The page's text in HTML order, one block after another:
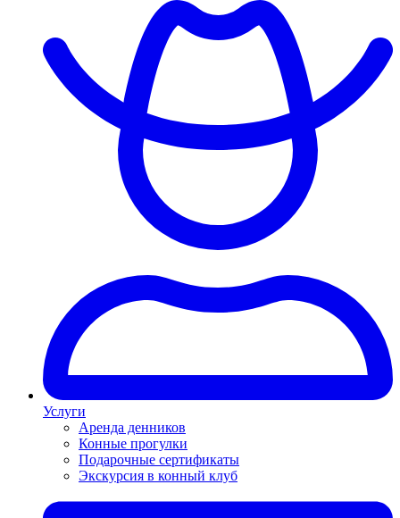
Услуги
Аренда денников
Конные прогулки
Подарочные сертификаты
Экскурсия в конный клуб